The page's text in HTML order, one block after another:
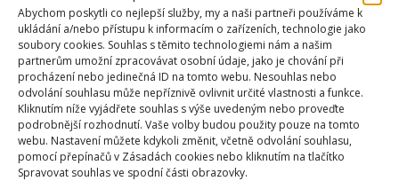
Abychom poskytli co nejlepší služby, my a naši partneři používáme k
ukládání a/nebo přístupu k informacím o zařízeních, technologie jako
soubory cookies. Souhlas s těmito technologiemi nám a našim
partnerům umožní zpracovávat osobní údaje, jako je chování při
procházení nebo jedinečná ID na tomto webu. Nesouhlas nebo
odvolání souhlasu může nepříznivě ovlivnit určité vlastnosti a funkce.
Kliknutím níže vyjádřete souhlas s výše uvedeným nebo proveďte
podrobnější rozhodnutí. Vaše volby budou použity pouze na tomto
webu. Nastavení můžete kdykoli změnit, včetně odvolání souhlasu,
pomocí přepínačů v Zásadách cookies nebo kliknutím na tlačítko
Spravovat souhlas ve spodní části obrazovky.
OBLÍBENÉ ČLÁNKY